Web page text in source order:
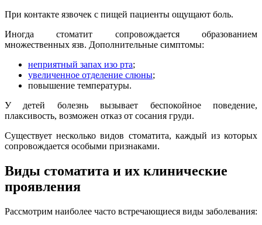
При контакте язвочек с пищей пациенты ощущают боль.
Иногда стоматит сопровождается образованием
множественных язв. Дополнительные симптомы:
неприятный запах изо рта;
увеличенное отделение слюны;
повышение температуры.
У детей болезнь вызывает беспокойное поведение,
плаксивость, возможен отказ от сосания груди.
Существует несколько видов стоматита, каждый из которых
сопровождается особыми признаками.
Виды стоматита и их клинические
проявления
Рассмотрим наиболее часто встречающиеся виды заболевания: